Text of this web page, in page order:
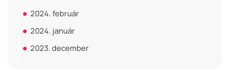
2024. február
2024. január
2023. december